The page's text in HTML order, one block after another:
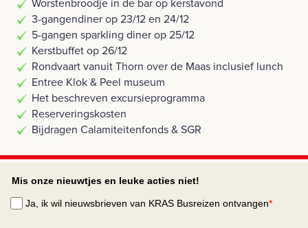
Worstenbroodje in de bar op kerstavond
3-gangendiner op 23/12 en 24/12
5-gangen sparkling diner op 25/12
Kerstbuffet op 26/12
Rondvaart vanuit Thorn over de Maas inclusief lunch
Entree Klok & Peel museum
Het beschreven excursieprogramma
Reserveringskosten
Bijdragen Calamiteitenfonds & SGR
Mis onze nieuwtjes en leuke acties niet!
Ja, ik wil nieuwsbrieven van KRAS Busreizen ontvangen*